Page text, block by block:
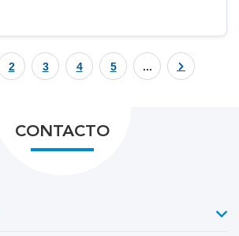
2 3 4 5 ...
CONTACTO